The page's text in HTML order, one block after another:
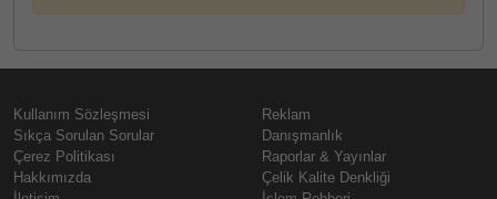
Kullanım Sözleşmesi
Sıkça Sorulan Sorular
Çerez Politikası
Hakkımızda
Reklam
Danışmanlık
Raporlar & Yayınlar
Çelik Kalite Denkliği